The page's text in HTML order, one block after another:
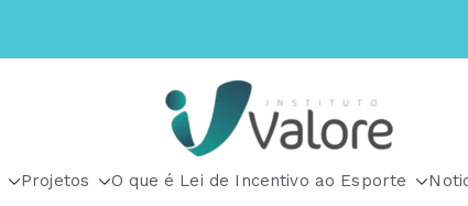
Instituto Valore
Projetos O que é Lei de Incentivo ao Esporte